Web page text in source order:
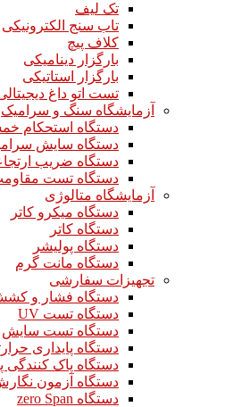
تک لیف
تاب سنج الکترونیکی
کلاف پیچ
بارگزار دینامیکی
بارگزار استاتیکی
تست اتو داغ
آزمایشگاه سنگ و سرامیک
دستگاه استحکام
دستگاه سایش
دستگاه ضریب
دستگاه تست
آزمایشگاه متالوژی
دستگاه میکرو کاتر
دستگاه کاتر
دستگاه پولیشر
دستگاه مانت گرم
تجهیزات سفارشی
دستگاه فشار و
دستگاه تست UV
دستگاه تست سایش
دستگاه پایداری
دستگاه پاک کنندگی
دستگاه آزمون
دستگاه zero Span